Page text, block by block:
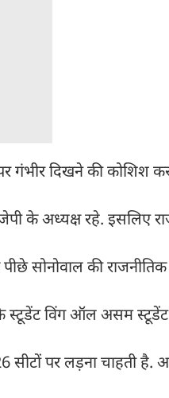
गंभीर दिखने की कोशिश
के अध्यक्ष रहे. इसलिए
सोनोवाल की
स्टूडेंट विंग ऑल असम स्टूडेंट
सीटों पर लड़ना चाहती